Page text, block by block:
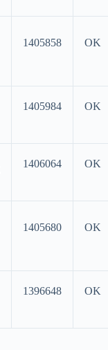
1405858 OK
1405984 OK
1406064 OK
1405680 OK
1396648 OK